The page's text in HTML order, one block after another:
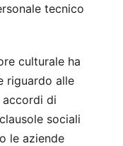
tecnico
culturale ha
riguardo alle
di
sociali
le aziende